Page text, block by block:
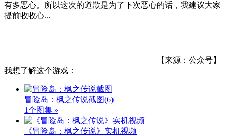
有多恶心。所以这次的道歉是为了下次恶心的话，我建议大家
提前收收心...
【来源：公众号】
我想了解这个游戏：
冒险岛：枫之传说截图(6)
1个图集 »
《冒险岛：枫之传说》实机视频